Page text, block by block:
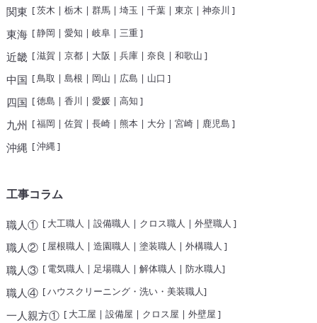
関東 [茨木 | 栃木 | 群馬| 埼玉 | 千葉| 東京| 神奈川 ]
東海[静岡 | 愛知 | 岐阜| 三重]
近畿[滋賀 | 京都| 大阪 | 兵庫| 奈良 | 和歌山 ]
中国 [鳥取 | 島根 | 岡山 | 広島 | 山口 ]
四国 [徳島 | 香川 | 愛媛| 高知 ]
九州 [福岡 | 佐賀 | 長崎| 熊本| 大分 | 宮崎| 鹿児島 ]
沖縄 [沖縄]
工事コラム
職人①[ 大工職人 | 設備職人 | クロス職人 | 外壁職人 ]
職人②[ 屋根職人 | 造園職人 | 塗装職人 | 外構職人 ]
職人③[ 電気職人 | 足場職人 | 解体職人 | 防水職人]
職人④[ハウスクリーニング・洗い・美装職人]
一人親方①[ 大工屋 | 設備屋 | クロス屋 | 外壁屋 ]